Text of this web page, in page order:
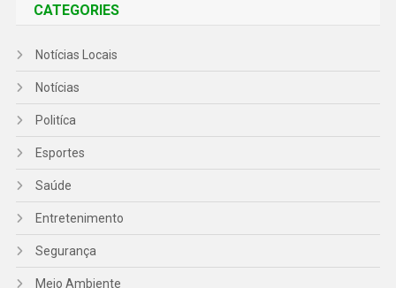
CATEGORIES
Notícias Locais
Notícias
Politíca
Esportes
Saúde
Entretenimento
Segurança
Meio Ambiente